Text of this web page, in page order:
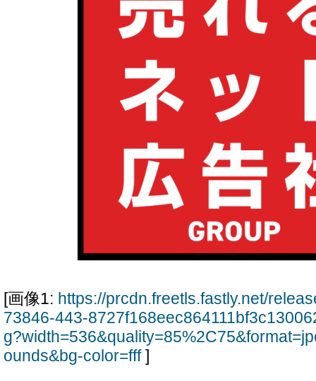
[画像1: https://prcdn.freetls.fastly.net/
73846-443-
ounds&bg-color=fff]